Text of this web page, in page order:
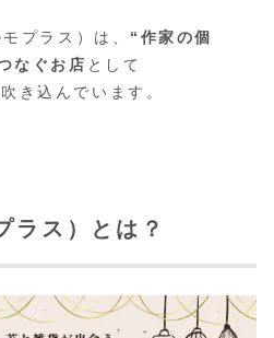
プラス）は、 “作家の個
なぐお店 として
き込んでいます。
ス）とは？